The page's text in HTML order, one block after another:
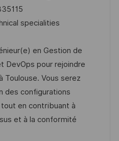
specialities
en Gestion de
DevOps pour rejoindre
Toulouse. Vous serez
des configurations
en contribuant à
et à la conformité